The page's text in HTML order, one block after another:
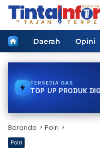
Langsung
HomeDaerah Opini
TERSEDIATOKEN PLN
TOP UP PRODUK
Beranda Polri
Polri